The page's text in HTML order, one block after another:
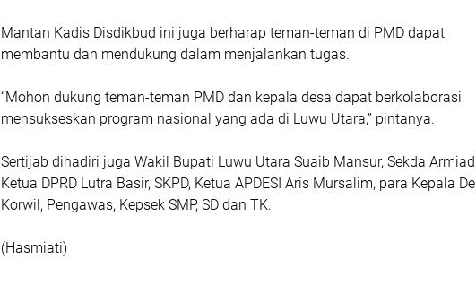
Mantan Kadis Disdikbud ini juga berharap teman-teman di PMD dapat
membantu dan mendukung dalam menjalankan tugas.
“Mohon dukung teman-teman PMD dan kepala desa dapat berkolaborasi
mensukseskan program nasional yang ada di Luwu Utara,” pintanya.
Sertijab dihadiri juga Wakil Bupati Luwu Utara Suaib Mansur, Sekda
Ketua DPRD Lutra Basir, SKPD, Ketua APDESI Aris Mursalim, para Kepala
Korwil, Pengawas, Kepsek SMP, SD dan TK.
(Hasmiati)